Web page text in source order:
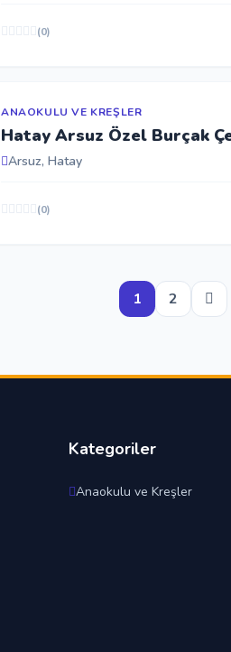
(0)
ANAOKULU VE KREŞLER
Hatay Arsuz Özel Burçak
Arsuz, Hatay
(0)
1 2
Kategoriler
Anaokulu ve Kreşler